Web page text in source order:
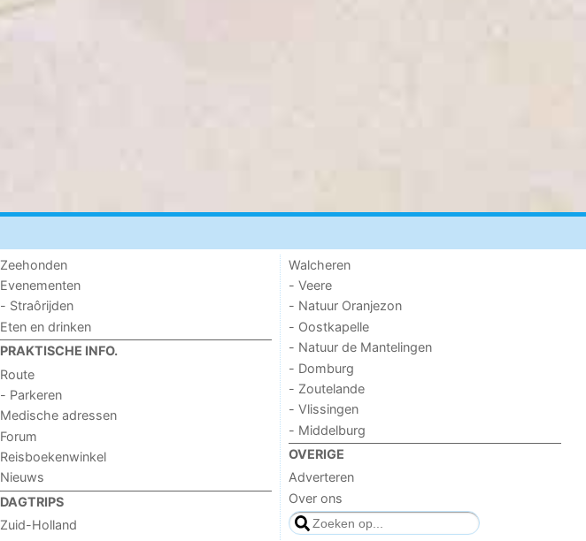
Zeehonden
Evenementen
- Straôrijden
Eten en drinken
PRAKTISCHE INFO.
Route
- Parkeren
Medische adressen
Forum
Reisboekenwinkel
Nieuws
DAGTRIPS
Zuid-Holland
Walcheren
- Veere
- Natuur Oranjezon
- Oostkapelle
- Natuur de Mantelingen
- Domburg
- Zoutelande
- Vlissingen
- Middelburg
OVERIGE
Adverteren
Over ons